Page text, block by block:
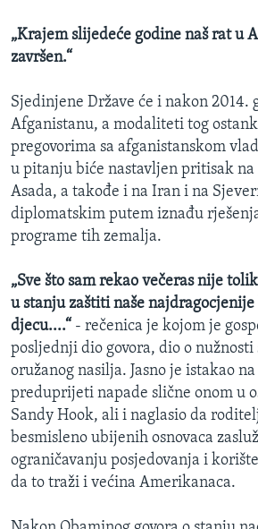
„Krajem slijedeće godine naš rat u
završen.“
Sjedinjene Države će i nakon 2014.
Afganistanu, a modaliteti tog
pregovorima sa afganistanskom
u pitanju biće nastavljen pritisak na
Asada, a takođe i na Iran i na
diplomatskim putem iznađu
programe tih zemalja.
„Sve što sam rekao večeras nije
u stanju zaštiti naše najdragocjenije
djecu....“ - rečenica je kojom je
posljednji dio govora, dio o nužnosti
oružanog nasilja. Jasno je istakao
preduprijeti napade slične onom u
Sandy Hook, ali i naglasio da
besmisleno ubijenih osnovaca
ograničavanju posjedovanja i
da to traži i većina Amerikanaca.